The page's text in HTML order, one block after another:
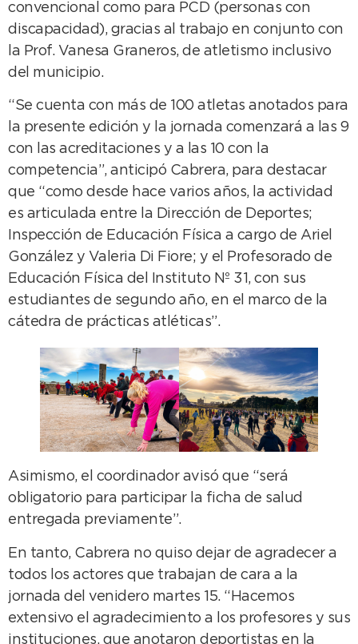
convencional como para PCD (personas con
discapacidad), gracias al trabajo en conjunto con
la Prof. Vanesa Graneros, de atletismo inclusivo
del municipio.
“Se cuenta con más de 100 atletas anotados para
la presente edición y la jornada comenzará a las 9
con las acreditaciones y a las 10 con la
competencia”, anticipó Cabrera, para destacar
que “como desde hace varios años, la actividad
es articulada entre la Dirección de Deportes;
Inspección de Educación Física a cargo de Ariel
González y Valeria Di Fiore; y el Profesorado de
Educación Física del Instituto Nº 31, con sus
estudiantes de segundo año, en el marco de la
cátedra de prácticas atléticas”.
Asimismo, el coordinador avisó que “será
obligatorio para participar la ficha de salud
entregada previamente”.
En tanto, Cabrera no quiso dejar de agradecer a
todos los actores que trabajan de cara a la
jornada del venidero martes 15. “Hacemos
extensivo el agradecimiento a los profesores y sus
instituciones, que anotaron deportistas en la